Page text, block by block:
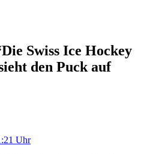
Die Swiss Ice Hockey
den Puck auf
Uhr